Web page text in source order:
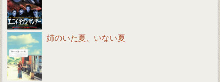
姉のいた夏、いない夏